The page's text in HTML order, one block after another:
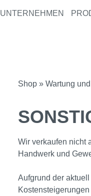
UNTERNEHMEN
Shop » Wartung
Wir verkaufen nicht
Handwerk und
Aufgrund der